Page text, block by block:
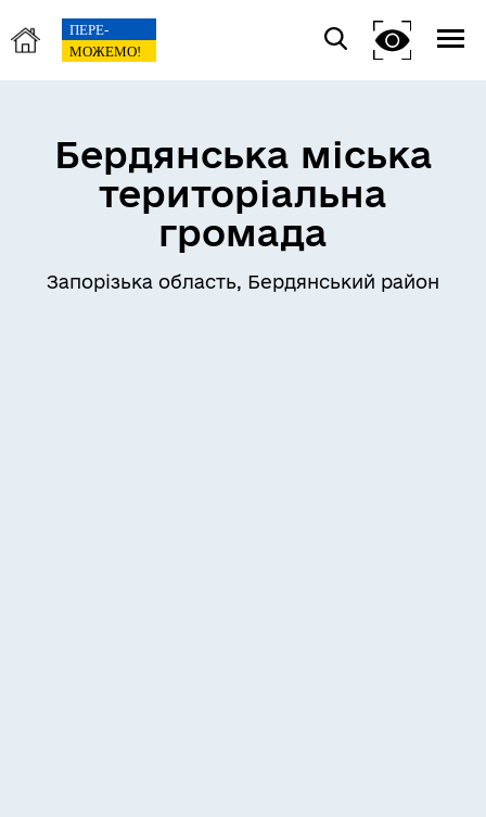
Бердянська міська
територіальна
громада
Запорізька область, Бердянський район